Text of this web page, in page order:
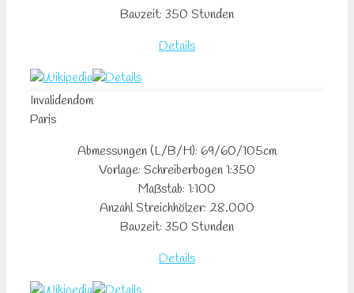
Bauzeit: 350 Stunden
Details
Invalidendom
Paris
Abmessungen (L/B/H): 69/60/105cm
Vorlage: Schreiberbogen 1:350
Maßstab: 1:100
Anzahl Streichhölzer: 28.000
Bauzeit: 350 Stunden
Details